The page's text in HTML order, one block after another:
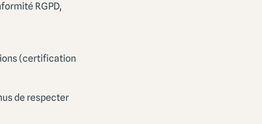
RGPD,
(certification
de respecter